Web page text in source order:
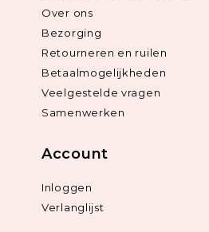
Over ons
Bezorging
Retourneren en ruilen
Betaalmogelijkheden
Veelgestelde vragen
Samenwerken
Account
Inloggen
Verlanglijst